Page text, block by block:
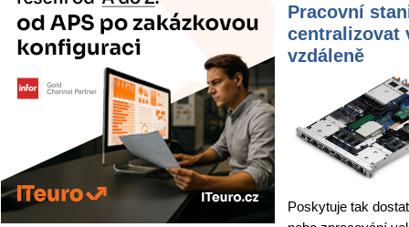
Pracovní
centralizovat
vzdáleně
Poskytuje tak